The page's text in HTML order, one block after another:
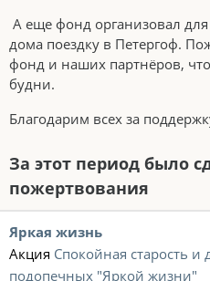
А еще фонд организовал
дома поездку в Петергоф.
фонд и наших партнёров,
будни.
Благодарим всех за
За этот период было
пожертвования
Яркая жизнь
Акция Спокойная старость и
подопечных "Яркой жизни"